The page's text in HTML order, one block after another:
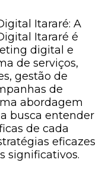
Itararé: A
Itararé é
digital e
de serviços,
gestão de
de
abordagem
busca entender
de cada
eficazes
significativos.